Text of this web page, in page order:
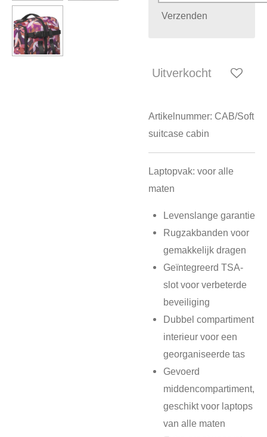
Verzenden
Uitverkocht
Artikelnummer: CAB/Soft
suitcase cabin
Laptopvak: voor alle
maten
Levenslange garantie
Rugzakbanden voor
gemakkelijk dragen
Geïntegreerd TSA-
slot voor verbeterde
beveiliging
Dubbel compartiment
interieur voor een
georganiseerde tas
Gevoerd
middencompartiment,
geschikt voor laptops
van alle maten